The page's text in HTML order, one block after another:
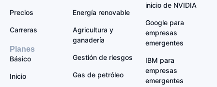
Precios
Carreras
Planes
Básico
Inicio
Energía renovable
Agricultura y
ganadería
Gestión de riesgos
Gas de petróleo
inicio de NVIDIA
Google para
empresas
emergentes
IBM para
empresas
emergentes